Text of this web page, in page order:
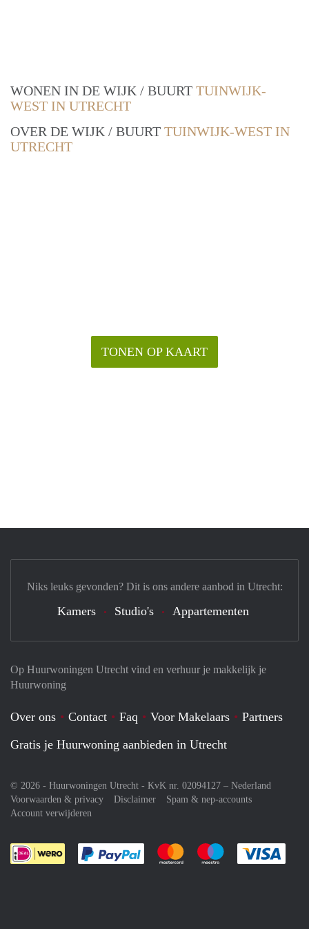
WONEN IN DE WIJK / BUURT TUINWIJK-
WEST IN UTRECHT
OVER DE WIJK / BUURT TUINWIJK-WEST IN
UTRECHT
TONEN OP KAART
Op Huurwoningen Utrecht vind en verhuur je makkelijk je
Huurwoning
Over ons Contact Faq Voor Makelaars
Partners
Gratis je Huurwoning aanbieden in Utrecht
© 2026 - Huurwoningen Utrecht - KvK nr. 02094127 – Nederland
Voorwaarden & privacy
Disclaimer
Spam & nep-accounts
Account verwijderen
Je rekent gemakkelijk af met Paypal
Je rekent gemakkelijk af met
Je rekent
Niks leuks gevonden? Dit is ons andere aanbod in Utrecht:
Kamers Studio's Appartementen